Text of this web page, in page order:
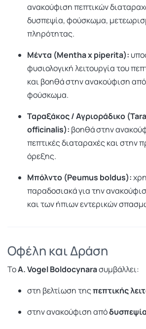
ανακούφιση πεπτικών
δυσπεψία, φούσκωμα,
πληρότητας.
Μέντα (Mentha x piperita):
φυσιολογική λειτουργία του
και βοηθά στην ανακούφιση
φούσκωμα.
Ταραξάκος / Αγριοράδικο
officinalis): βοηθά στην
πεπτικές διαταραχές και στην
όρεξης.
Μπόλντο (Peumus boldus):
παραδοσιακά για την
και των ήπιων εντερικών
Οφέλη και Δράση
ΤοA. Vogel Boldocynaraσυμβάλλει:
στη βελτίωση τηςπεπτικής
στην ανακούφιση απόδυσπεψία